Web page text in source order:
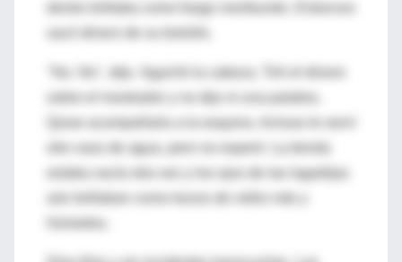
dentro brillaba como fuego moribundo. Entonces
"No. No", dije. Agachó la cabeza. Tiró el dinero
Quise acompañarla a la esquina. Incluso le serví
otro vaso de agua, pero no esperó. La tienda
estaba vacía otra vez y los ojos de las lagartijas